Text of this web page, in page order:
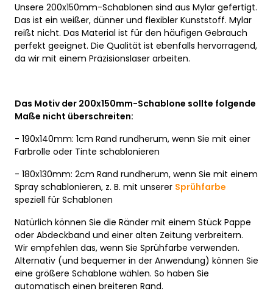
Unsere 200x150mm-Schablonen sind aus Mylar gefertigt.
Das ist ein weißer, dünner und flexibler Kunststoff. Mylar
reißt nicht. Das Material ist für den häufigen Gebrauch
perfekt geeignet. Die Qualität ist ebenfalls hervorragend,
da wir mit einem Präzisionslaser arbeiten.
Das Motiv der 200x150mm-Schablone sollte folgende
Maße nicht überschreiten:
- 190x140mm: 1cm Rand rundherum, wenn Sie mit einer
Farbrolle oder Tinte schablonieren
- 180x130mm: 2cm Rand rundherum, wenn Sie mit einem
Spray schablonieren, z. B. mit unserer Sprühfarbe
speziell für Schablonen
Natürlich können Sie die Ränder mit einem Stück Pappe
oder Abdeckband und einer alten Zeitung verbreitern.
Wir empfehlen das, wenn Sie Sprühfarbe verwenden.
Alternativ (und bequemer in der Anwendung) können Sie
eine größere Schablone wählen. So haben Sie
automatisch einen breiteren Rand.